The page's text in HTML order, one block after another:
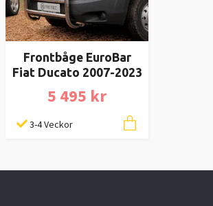
Frontbåge EuroBar
Fiat Ducato 2007-2023
5 495 kr
3-4 Veckor